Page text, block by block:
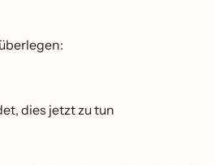
dies jetzt zu tun